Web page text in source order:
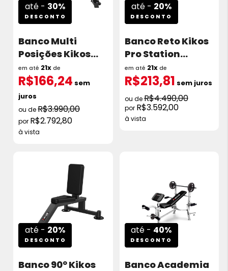
até - 30%
DESCONTO
Banco Multi
Posições Kikos
A84
R$3.990,00
R$2.792,80
à vista
em até 21xde
R$166,24 sem
juros
até - 20%
DESCONTO
Banco Reto Kikos
Pro Station
TTFW81
R$4.490,00
R$3.592,00
à vista
em até 21xde
R$213,81 sem juros
até - 20%
DESCONTO
Banco 90º Kikos
até - 40%
DESCONTO
Banco Academia